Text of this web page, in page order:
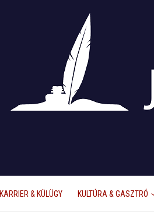
KARRIER & KÜLÜGY KULTÚRA & GASZTRÓ